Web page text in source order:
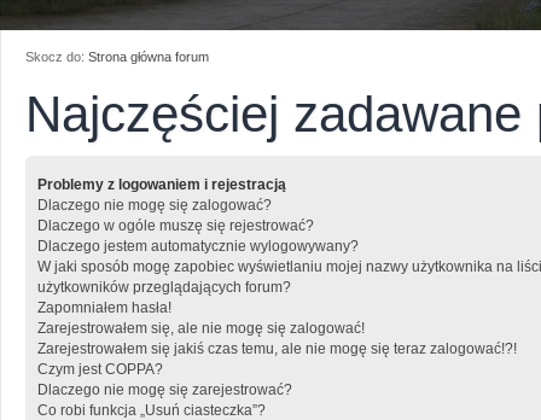
Skocz do: Strona główna forum
Najczęściej zadawane
Problemy z logowaniem i rejestracją
Dlaczego nie mogę się zalogować?
Dlaczego w ogóle muszę się rejestrować?
Dlaczego jestem automatycznie wylogowywany?
W jaki sposób mogę zapobiec wyświetlaniu mojej nazwy użytkownika na
użytkowników przeglądających forum?
Zapomniałem hasła!
Zarejestrowałem się, ale nie mogę się zalogować!
Zarejestrowałem się jakiś czas temu, ale nie mogę się teraz zalogować!?!
Czym jest COPPA?
Dlaczego nie mogę się zarejestrować?
Co robi funkcja „Usuń ciasteczka”?